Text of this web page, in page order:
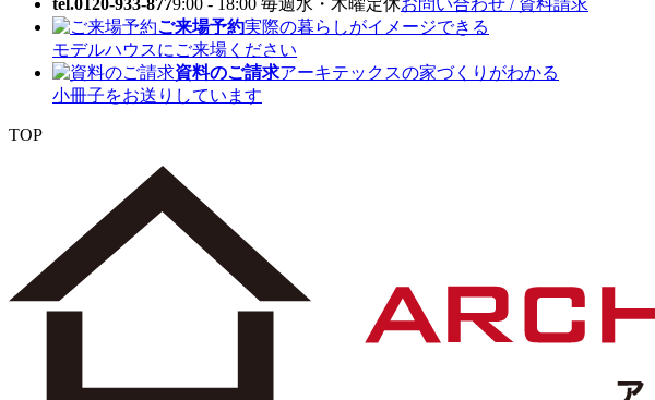
tel.0120-933-8779:00 - 18:00 毎週水・木曜定休お問い合わせ / 資料請求
ご来場予約実際の暮らしがイメージできる
モデルハウスにご来場ください
資料のご請求アーキテックスの家づくりがわかる
小冊子をお送りしています
TOP